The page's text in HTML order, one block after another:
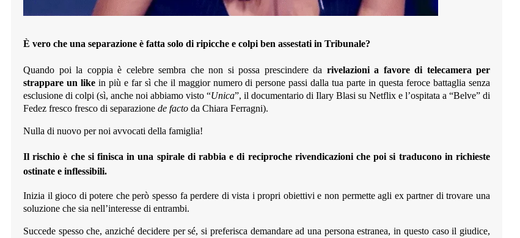
È vero che una separazione è fatta solo di ripicche e colpi ben assestati in Tribunale?
Quando poi la coppia è celebre sembra che non si possa prescindere da rivelazioni a favore di telecamera per
strappare un like in più e far sì che il maggior numero di persone passi dalla tua parte in questa feroce battaglia senza
esclusione di colpi (sì, anche noi abbiamo visto “Unica”, il documentario di Ilary Blasi su Netflix e l’ospitata a “Belve” di
Fedez fresco fresco di separazione de facto da Chiara Ferragni).
Nulla di nuovo per noi avvocati della famiglia!
Il rischio è che si finisca in una spirale di rabbia e di reciproche rivendicazioni che poi si traducono in richieste
ostinate e inflessibili.
Inizia il gioco di potere che però spesso fa perdere di vista i propri obiettivi e non permette agli ex partner di trovare una
soluzione che sia nell’interesse di entrambi.
Succede spesso che, anziché decidere per sé, si preferisca demandare ad una persona estranea, in questo caso il giudice,